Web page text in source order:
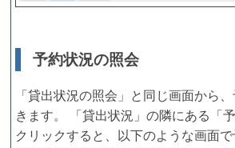
予約状況の照会
「貸出状況の照会」と同じ画面から
きます。 「貸出状況」の隣にある「
クリックすると、以下のような画面